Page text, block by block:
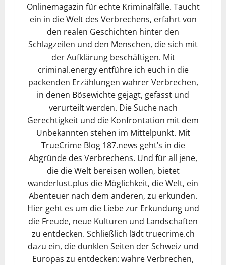
Onlinemagazin für echte Kriminalfälle. Taucht
ein in die Welt des Verbrechens, erfahrt von
den realen Geschichten hinter den
Schlagzeilen und den Menschen, die sich mit
der Aufklärung beschäftigen. Mit
criminal.energy entführe ich euch in die
packenden Erzählungen wahrer Verbrechen,
in denen Bösewichte gejagt, gefasst und
verurteilt werden. Die Suche nach
Gerechtigkeit und die Konfrontation mit dem
Unbekannten stehen im Mittelpunkt. Mit
TrueCrime Blog 187.news geht’s in die
Abgründe des Verbrechens. Und für all jene,
die die Welt bereisen wollen, bietet
wanderlust.plus die Möglichkeit, die Welt, ein
Abenteuer nach dem anderen, zu erkunden.
Hier geht es um die Liebe zur Erkundung und
die Freude, neue Kulturen und Landschaften
zu entdecken. Schließlich lädt truecrime.ch
dazu ein, die dunklen Seiten der Schweiz und
Europas zu entdecken: wahre Verbrechen,